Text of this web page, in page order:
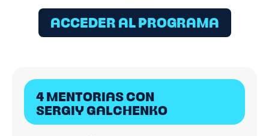
ACCEDER AL PROGRAMA
4 MENTORIAS CON
SERGIY GALCHENKO